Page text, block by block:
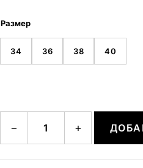
Размер
34 36 38 40
− +